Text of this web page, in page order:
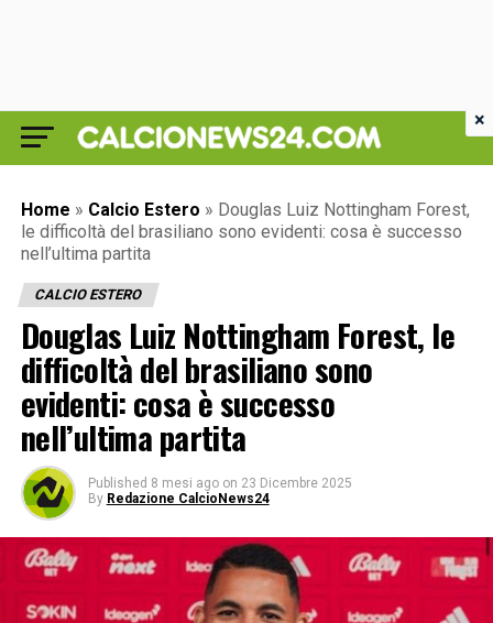
Home » Calcio Estero » Douglas Luiz Nottingham Forest,
le difficoltà del brasiliano sono evidenti: cosa è successo
nell’ultima partita
CALCIO ESTERO
Douglas Luiz Nottingham Forest, le
difficoltà del brasiliano sono
evidenti: cosa è successo
nell’ultima partita
Published 8 mesi ago on 23 Dicembre 2025
By Redazione CalcioNews24
×